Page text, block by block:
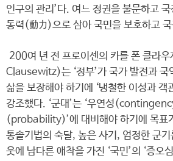
인구의 관리’다. 여느 정권을 불문하고
동력(動力)으로 삼아 국민을 보호하고
200여 년 전 프로이센의 카를 폰 클라
Clausewitz)는 ‘정부’가 국가 발전과 국
삶을 보장해야 하기에 ‘냉철한 이성과 객
강조했다. ‘군대’는 ‘우연성
(probability)’에 대비해야 하기에 목표
통솔기법의 숙달, 높은 사기, 엄정한 군기
웃에 남다른 애착을 가진 ‘국민’의 ‘증오